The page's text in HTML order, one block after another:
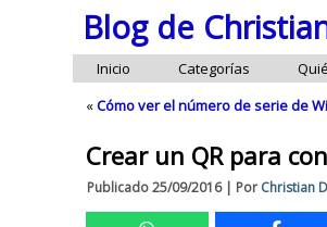
Blog de
Inicio Categorías
«Cómo ver el número de serie de
Crear un QR para
Publicado25/09/2016| Por Christian